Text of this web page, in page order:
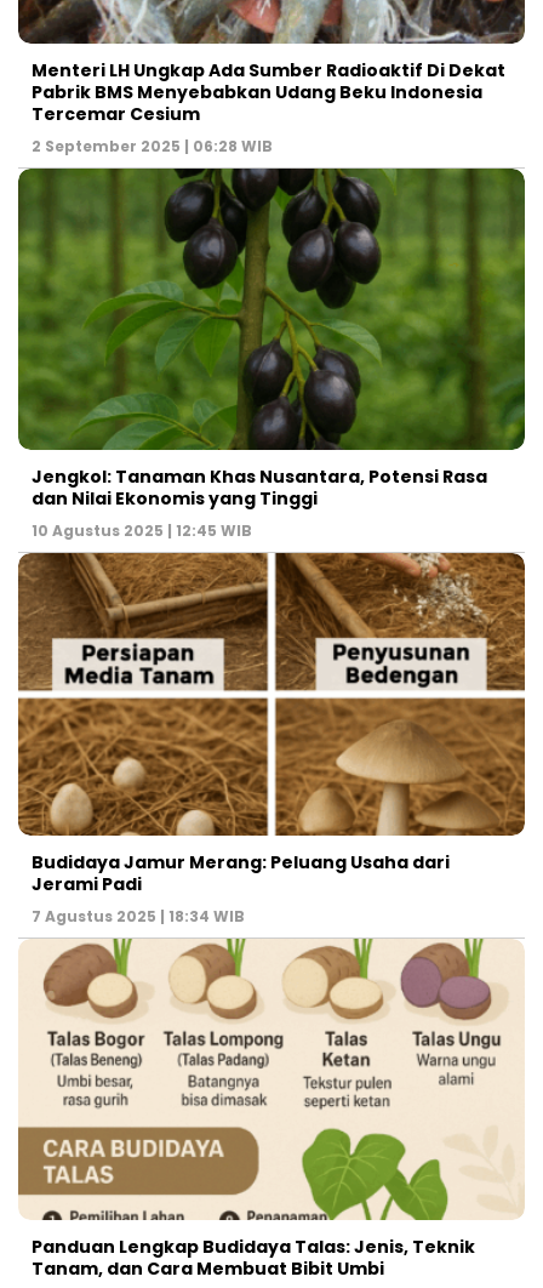
Menteri LH Ungkap Ada Sumber Radioaktif Di Dekat
Pabrik BMS Menyebabkan Udang Beku Indonesia
Tercemar Cesium
2 September 2025 | 06:28 WIB
Jengkol: Tanaman Khas Nusantara, Potensi Rasa
dan Nilai Ekonomis yang Tinggi
10 Agustus 2025 | 12:45 WIB
Budidaya Jamur Merang: Peluang Usaha dari
Jerami Padi
7 Agustus 2025 | 18:34 WIB
Panduan Lengkap Budidaya Talas: Jenis, Teknik
Tanam, dan Cara Membuat Bibit Umbi